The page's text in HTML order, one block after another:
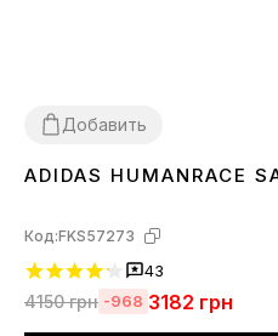
Добавить
36 3738 39 404142434445
ADIDAS HUMANRACE
Код:FKS57273
43
4150грн -968 3182 грн